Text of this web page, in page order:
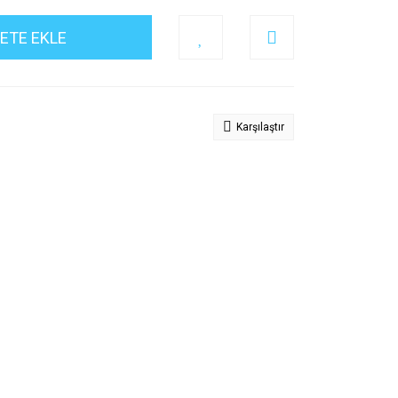
EKLE
Karşılaştır